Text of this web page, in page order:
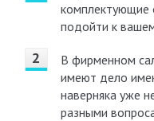
комплектующие
подойти к
В фирменном
имеют дело
наверняка уже
разными